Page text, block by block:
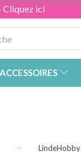
Cliquez ici
ACCESSOIRES
LindeHobby